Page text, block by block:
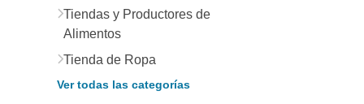
Tiendas y Productores de
Alimentos
Tienda de Ropa
Ver todas las categorías